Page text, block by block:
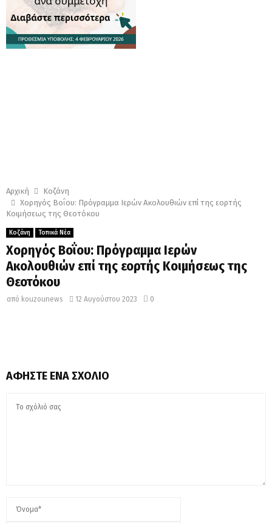
Αρχική
Κοζάνη
Χορηγός Βοΐου: Πρόγραμμα Ιερών Ακολουθιών επί της εορτής
Κοιμήσεως της Θεοτόκου
Κοζάνη Τοπικά Νέα
Χορηγός Βοΐου: Πρόγραμμα Ιερών
Ακολουθιών επί της εορτής Κοιμήσεως της
Θεοτόκου
από kouzounews 12 Αυγούστου 2023 0
ΑΦΉΣΤΕ ΈΝΑ ΣΧΌΛΙΟ